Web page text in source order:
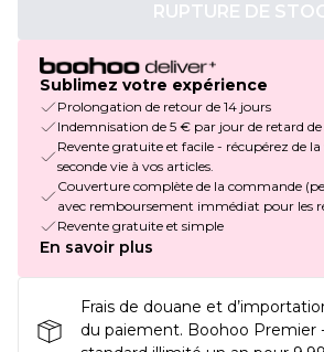
RUPTURE DE
Sublimez votre expérience
Prolongation de retour de 14 jours
Indemnisation de 5 € par jour de retard de
Revente gratuite et facile - récupérez de
seconde vie à vos articles.
Couverture complète de la commande
avec remboursement immédiat pour les
Revente gratuite et simple
En savoir plus
Frais de douane et
du paiement. Boohoo Premier